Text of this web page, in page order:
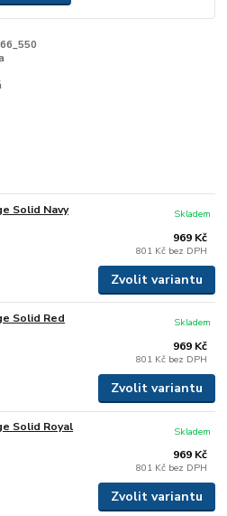
Solid Navy
969 Kč
801 Kč bez DPH
Skladem
Zvolit variantu
Solid Red
969 Kč
801 Kč bez DPH
Skladem
Zvolit variantu
Solid Royal
969 Kč
801 Kč bez DPH
Skladem
Zvolit variantu